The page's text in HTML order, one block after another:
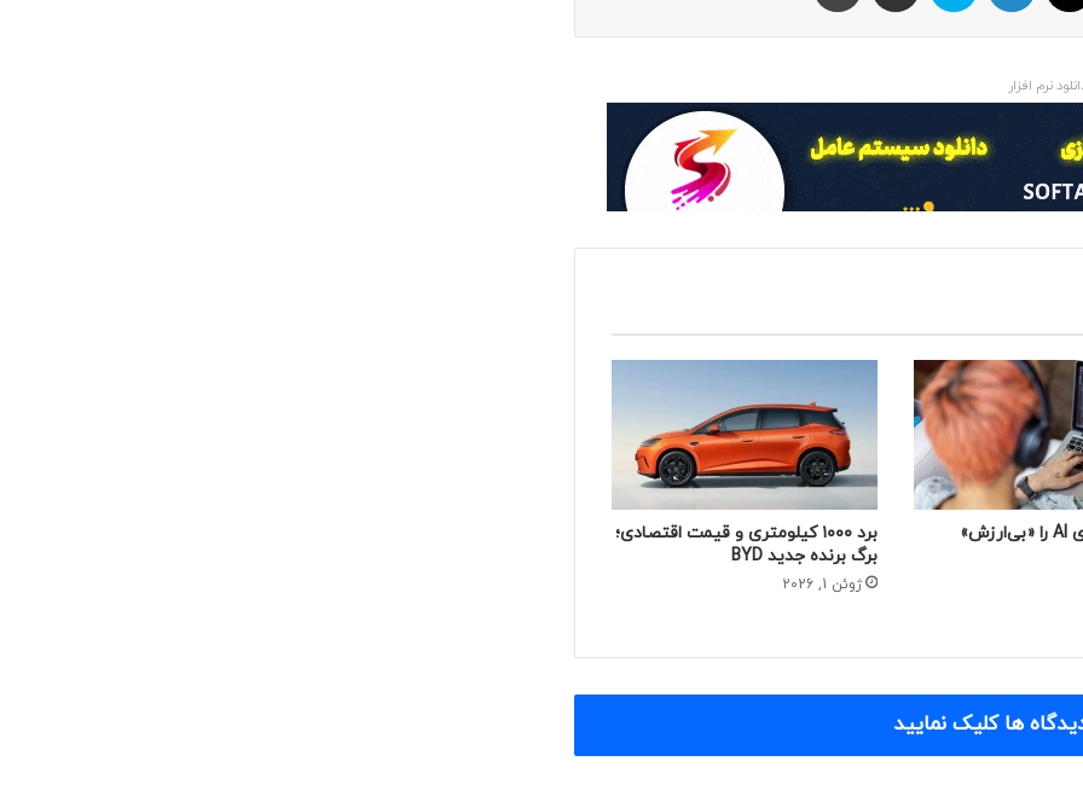
نرم افزار
چرا زیگ کدهای AI را «بی‌ارزش»
برد ۱۰۰۰ کیلومتری و قیمت اقتصادی؛
برگ برنده جدید BYD
ژوئن 1, 2026
ها کلیک نمایید